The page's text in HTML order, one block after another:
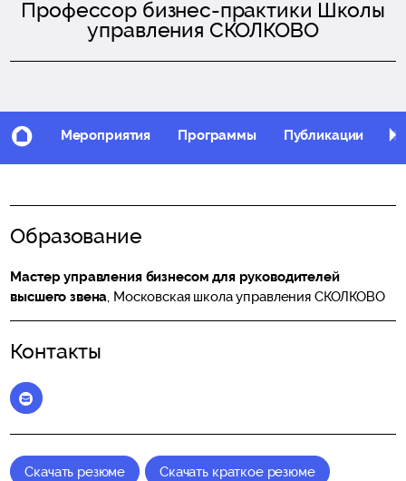
Профессор бизнес-практики Школы
управления СКОЛКОВО
Мероприятия Программы Публикации
Образование
Мастер управления бизнесом для руководителей
высшего звена , Московская школа управления СКОЛКОВО
Контакты
Скачать резюме Скачать краткое резюме